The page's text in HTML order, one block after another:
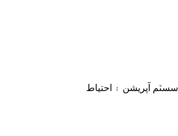
سسٽم آپريشن ۽ احتياط